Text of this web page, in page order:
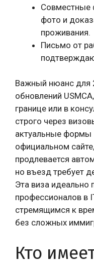
Совместные
фото и
проживания.
Письмо от
Важный нюанс для
обновлений
границе или в
строго через
актуальные формы
официальном
продлевается
но въезд требует
Эта виза идеально
профессионалов в
стремящимся к
без сложных
Кто